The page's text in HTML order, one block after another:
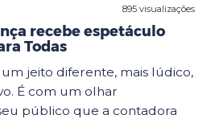
895 visualizações
recebe espetáculo
Todas
jeito diferente, mais lúdico,
É com um olhar
público que a contadora